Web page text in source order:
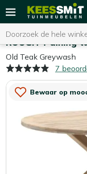
U heeft geen
15%
ROUGH-Y dining
Old Teak Greywash
7
Bewaar op